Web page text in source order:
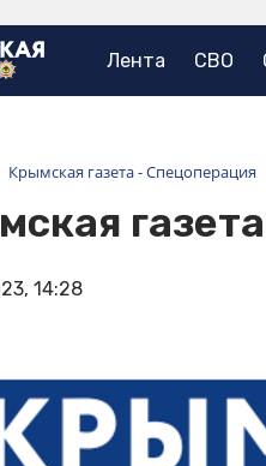
Лента СВО
Крымская газета - Спецоперация
14:28